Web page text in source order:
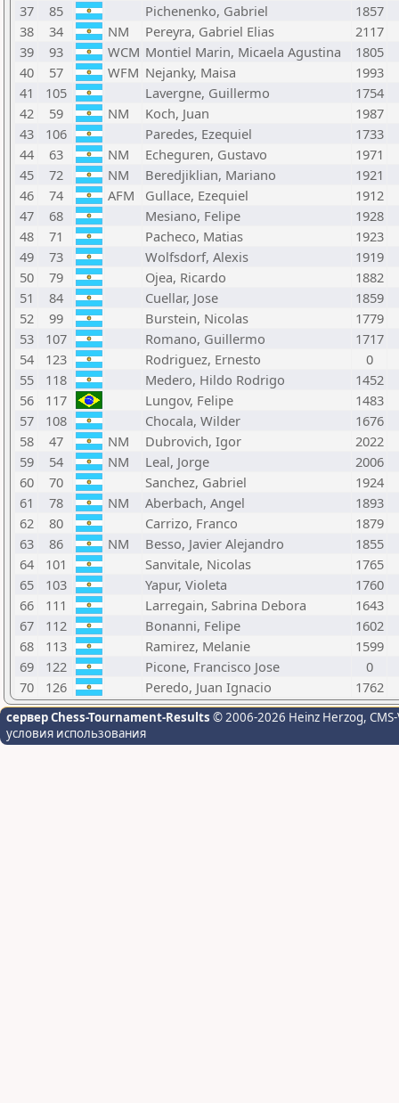
37
85 Pichenenko, Gabriel
1857
38
34 NM Pereyra, Gabriel Elias
2117
39
93 WCM Montiel Marin, Micaela Agustina
1805
40
57 WFM Nejanky, Maisa
1993
41
105 Lavergne, Guillermo
1754
42
59 NM Koch, Juan
1987
43
106 Paredes, Ezequiel
1733
44
63 NM Echeguren, Gustavo
1971
45
72 NM Beredjiklian, Mariano
1921
46
74 AFM Gullace, Ezequiel
1912
47
68 Mesiano, Felipe
1928
48
71 Pacheco, Matias
1923
49
73 Wolfsdorf, Alexis
1919
50
79 Ojea, Ricardo
1882
51
84 Cuellar, Jose
1859
52
99 Burstein, Nicolas
1779
53
107 Romano, Guillermo
1717
54
123 Rodriguez, Ernesto
0
55
118 Medero, Hildo Rodrigo
1452
56
117 Lungov, Felipe
1483
57
108 Chocala, Wilder
1676
58
47 NM Dubrovich, Igor
2022
59
54 NM Leal, Jorge
2006
60
70 Sanchez, Gabriel
1924
61
78 NM Aberbach, Angel
1893
62
80 Carrizo, Franco
1879
63
86 NM Besso, Javier Alejandro
1855
64
101 Sanvitale, Nicolas
1765
65
103 Yapur, Violeta
1760
66
111 Larregain, Sabrina Debora
1643
67
112 Bonanni, Felipe
1602
68
113 Ramirez, Melanie
1599
69
122 Picone, Francisco Jose
0
70
126 Peredo, Juan Ignacio 1762
сервер Chess-Tournament-Results © 2006-2026 Heinz Herzog,
условия использования